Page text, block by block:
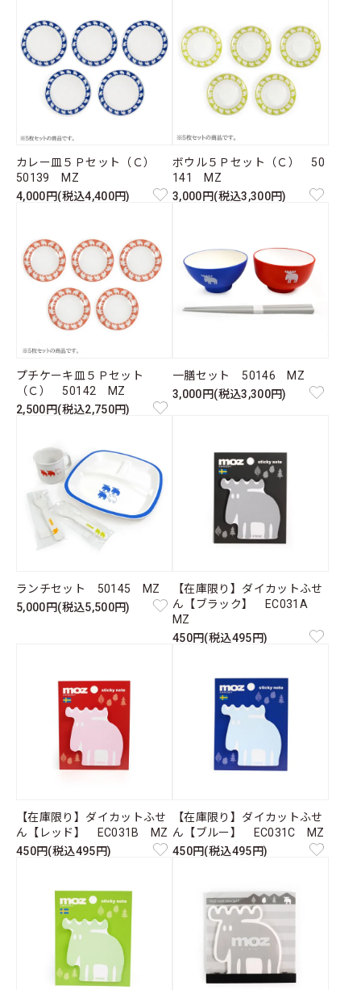
カレー皿５Ｐセット（Ｃ）
50139 MZ
4,000円(税込4,400円)
ボウル５Ｐセット（Ｃ） 50
141 MZ
3,000円(税込3,300円)
プチケーキ皿５Ｐセット
（Ｃ） 50142 MZ
2,500円(税込2,750円)
一膳セット 50146 MZ
3,000円(税込3,300円)
ランチセット 50145 MZ
5,000円(税込5,500円)
【在庫限り】ダイカットふせ
ん【ブラック】 EC031A
MZ
450円(税込495円)
【在庫限り】ダイカットふせ
ん【レッド】 EC031B MZ
450円(税込495円)
【在庫限り】ダイカットふせ
ん【ブルー】 EC031C MZ
450円(税込495円)